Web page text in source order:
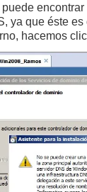
ya que éste
hacemos clic